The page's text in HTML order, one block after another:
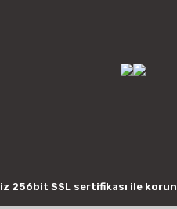
256bit SSL sertifikası ile